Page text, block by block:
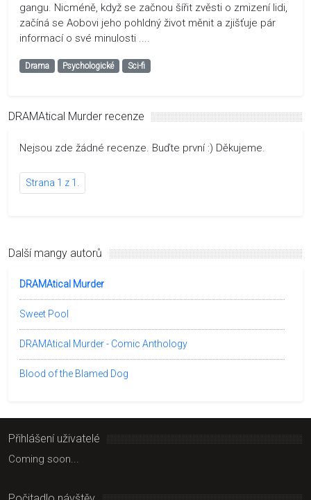
gangu. Nicméně, když se začnou šířit zvěsti o zmizení lidi,
začíná se Aobovi jeho pohldný život měnit a zjišťuje pár
informací o své minulosti ....
Drama Psychologické Sci-fi
DRAMAtical Murder recenze
Nejsou zde žádné recenze. Buďte první :) Děkujeme.
Strana 1 z 1.
Další mangy autorů
DRAMAtical Murder
Sweet Pool
DRAMAtical Murder - Comic Anthology
Blood of the Blamed Dog
Přihlášení uživatelé
Coming soon...